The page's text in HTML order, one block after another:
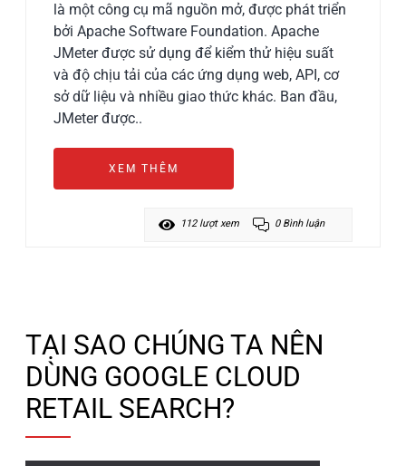
là một công cụ mã nguồn mở, được phát triển
bởi Apache Software Foundation. Apache
JMeter được sử dụng để kiểm thử hiệu suất
và độ chịu tải của các ứng dụng web, API, cơ
sở dữ liệu và nhiều giao thức khác. Ban đầu,
JMeter được..
XEM THÊM
112 lượt xem 0 Bình luận
TẠI SAO CHÚNG TA NÊN
DÙNG GOOGLE CLOUD
RETAIL SEARCH?